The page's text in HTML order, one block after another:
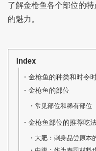
了解金枪鱼各个部位的
的魅力。
Index
金枪鱼的种类和时令
金枪鱼的部位
常见部位和稀有部位
金枪鱼部位的推荐吃
大肥：刺身品尝原本